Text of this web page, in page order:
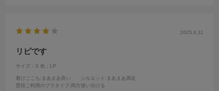
2025.6.11
リピです
サイズ：S 色：LP
着けごこち:まあまあ良い シルエット :まあまあ満足
普段ご利用のブラタイプ :両方使い分ける